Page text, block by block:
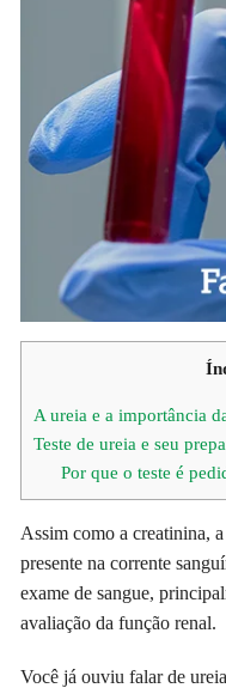
A ureia e a importância
Teste de ureia e seu
Por que o teste é
Assim como a creatinina,
presente na corrente
exame de sangue,
avaliação da função renal.
Você já ouviu falar de